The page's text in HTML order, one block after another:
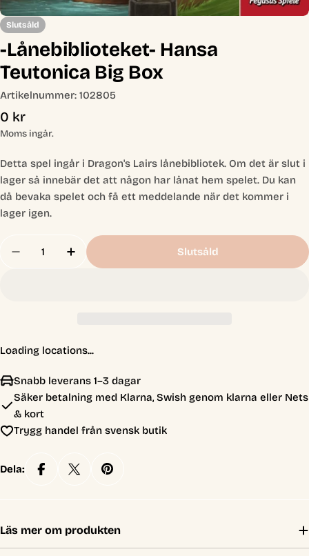
Slutsåld
-Lånebiblioteket- Hansa
Teutonica Big Box
Artikelnummer: 102805
Ordinarie
pris
0 kr
Moms ingår.
Detta spel ingår i Dragon's Lairs lånebibliotek. Om det är slut i
lager så innebär det att någon har lånat hem spelet. Du kan
då bevaka spelet och få ett meddelande när det kommer i
lager igen.
Minska Antal För -Lånebiblioteket- Hansa
Öka Antal För -Lånebiblioteket- Hansa
Slutsåld
Loading locations...
Snabb leverans 1–3 dagar
Säker betalning med Klarna, Swish genom klarna eller Nets
& kort
Trygg handel från svensk butik
Dela:
Läs mer om produkten